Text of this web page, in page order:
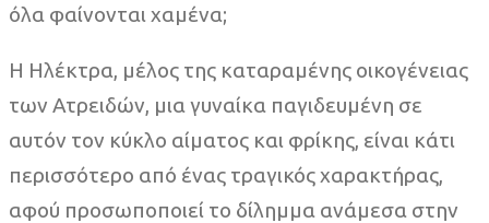
όλα φαίνονται χαμένα;
Η Ηλέκτρα, μέλος της καταραμένης οικογένειας
των Ατρειδών, μια γυναίκα παγιδευμένη σε
αυτόν τον κύκλο αίματος και φρίκης, είναι κάτι
περισσότερο από ένας τραγικός χαρακτήρας,
αφού προσωποποιεί το δίλημμα ανάμεσα στην